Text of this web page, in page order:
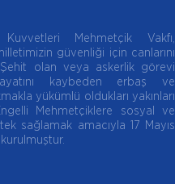
Kuvvetleri Mehmetçik Vakfı,
güvenliği için canlarını
olan veya askerlik görevi
kaybeden erbaş ve
yükümlü oldukları yakınları
Mehmetçiklere sosyal ve
sağlamak amacıyla 17 Mayıs